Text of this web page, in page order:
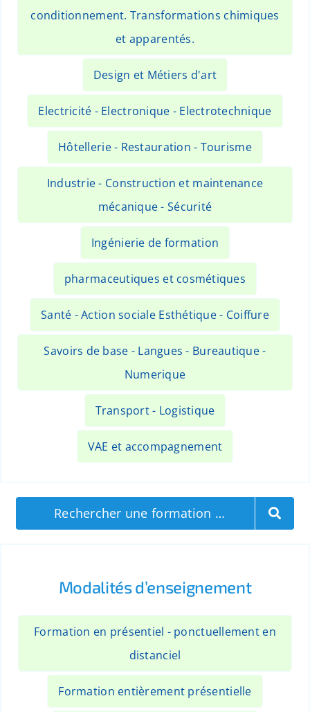
conditionnement. Transformations chimiques
et apparentés.
Design et Métiers d'art
Electricité - Electronique - Electrotechnique
Hôtellerie - Restauration - Tourisme
Industrie - Construction et maintenance
mécanique - Sécurité
Ingénierie de formation
pharmaceutiques et cosmétiques
Santé - Action sociale Esthétique - Coiffure
Savoirs de base - Langues - Bureautique -
Numerique
Transport - Logistique
VAE et accompagnement
Rechercher une formation …
Modalités d’enseignement
Formation en présentiel - ponctuellement en
distanciel
Formation entièrement présentielle